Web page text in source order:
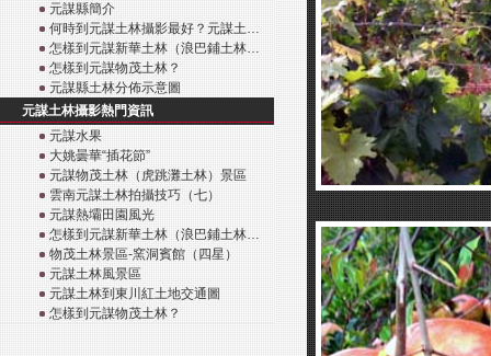
元謀縣簡介
何時到元謀土林攝影最好？元謀土…
怎樣到元謀新華土林（浪巴鋪土林…
怎樣到元謀物茂土林？
元謀縣土林分佈示意圖
元謀土林攝影熱門資訊
元謀水果
大姚曇華“插花節”
元謀物茂土林（虎跳灘土林）景區
雲南元謀土林拍攝技巧（七）
元謀熱壩田園風光
怎樣到元謀新華土林（浪巴鋪土林…
物茂土林景區-窯洞賓館（四星）
元謀土林風景區
元謀土林到東川紅土地交通圖
怎樣到元謀物茂土林？